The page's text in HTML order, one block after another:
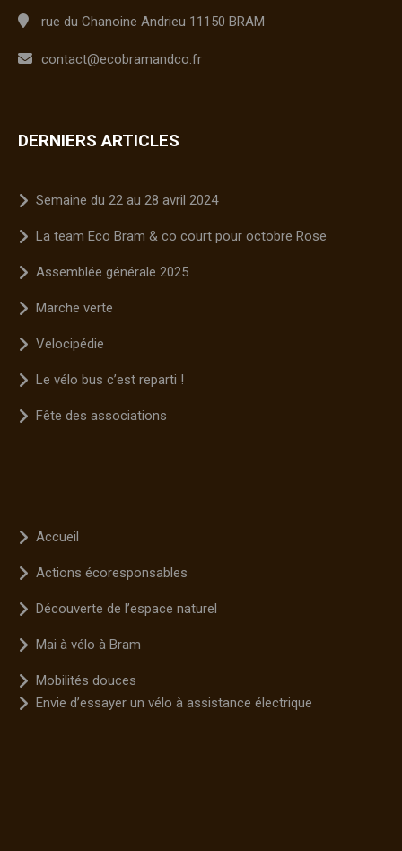
rue du Chanoine Andrieu 11150 BRAM
contact@ecobramandco.fr
DERNIERS ARTICLES
Semaine du 22 au 28 avril 2024
La team Eco Bram & co court pour octobre Rose
Assemblée générale 2025
Marche verte
Velocipédie
Le vélo bus c’est reparti !
Fête des associations
Accueil
Actions écoresponsables
Découverte de l’espace naturel
Mai à vélo à Bram
Mobilités douces
Envie d’essayer un vélo à assistance électrique